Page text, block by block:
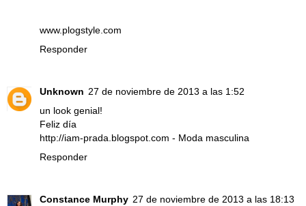
www.plogstyle.com
Responder
Unknown 27 de noviembre de 2013 a las 1:52
un look genial!
Feliz día
http://iam-prada.blogspot.com - Moda masculina
Responder
Constance Murphy 27 de noviembre de 2013 a las 18:13